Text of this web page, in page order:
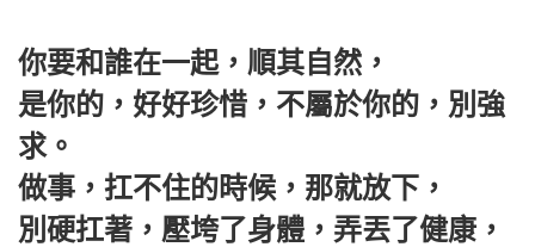
你要和誰在一起，順其自然，
是你的，好好珍惜，不屬於你的，別強
求。
做事，扛不住的時候，那就放下，
別硬扛著，壓垮了身體，弄丟了健康，